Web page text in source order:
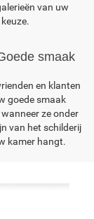
van uw
keuze.
smaak
en klanten
goede smaak
ze onder
van het schilderij
kamer hangt.